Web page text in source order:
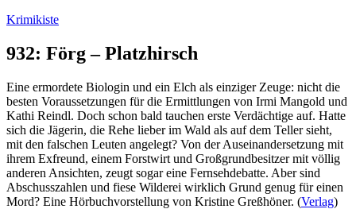
Zum
springen
Krimikiste
932: Förg – Platzhirsch
Eine ermordete Biologin und ein Elch als einziger Zeuge: nicht die
besten Voraussetzungen für die Ermittlungen von Irmi Mangold und
Kathi Reindl. Doch schon bald tauchen erste Verdächtige auf. Hatte
sich die Jägerin, die Rehe lieber im Wald als auf dem Teller sieht,
mit den falschen Leuten angelegt? Von der Auseinandersetzung mit
ihrem Exfreund, einem Forstwirt und Großgrundbesitzer mit völlig
anderen Ansichten, zeugt sogar eine Fernsehdebatte. Aber sind
Abschusszahlen und fiese Wilderei wirklich Grund genug für einen
Mord? Eine Hörbuchvorstellung von Kristine Greßhöner. (Verlag)